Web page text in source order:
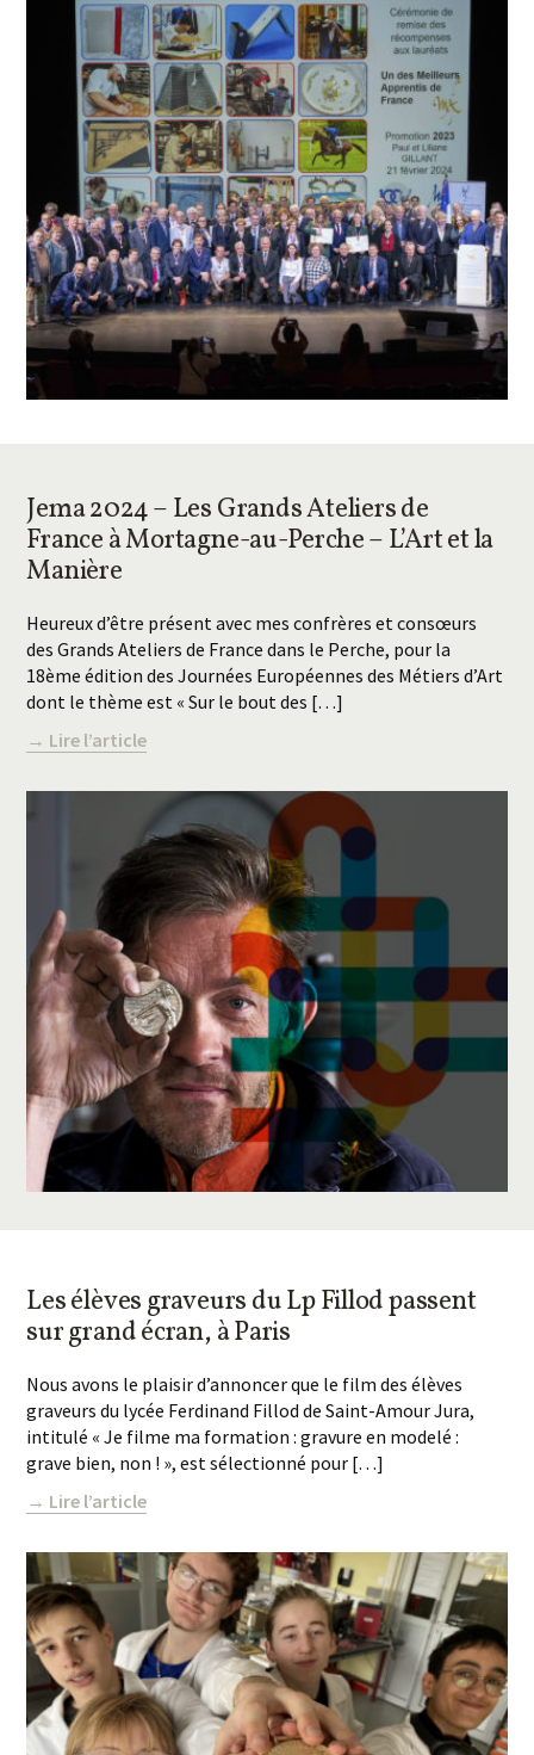
Jema 2024 – Les Grands Ateliers de
France à Mortagne-au-Perche – L’Art et la
Manière
Heureux d’être présent avec mes confrères et consœurs
des Grands Ateliers de France dans le Perche, pour la
18ème édition des Journées Européennes des Métiers d’Art
dont le thème est « Sur le bout des […]
→ Lire l’article
Les élèves graveurs du Lp Fillod passent
sur grand écran, à Paris
Nous avons le plaisir d’annoncer que le film des élèves
graveurs du lycée Ferdinand Fillod de Saint-Amour Jura,
intitulé « Je filme ma formation : gravure en modelé :
grave bien, non ! », est sélectionné pour […]
→ Lire l’article